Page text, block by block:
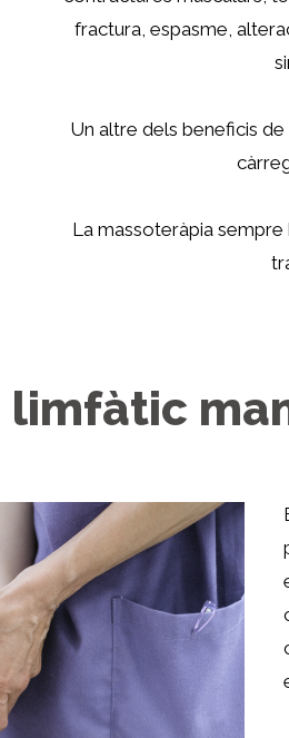
fractura, espasme,
Un altre dels beneficis
La massoteràpia sempre
limfàtic